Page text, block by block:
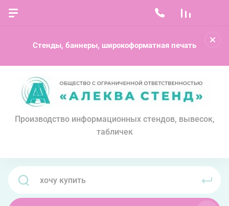
Стенды, баннеры, широкоформатная печать
Производство информационных стендов, вывесок,
табличек